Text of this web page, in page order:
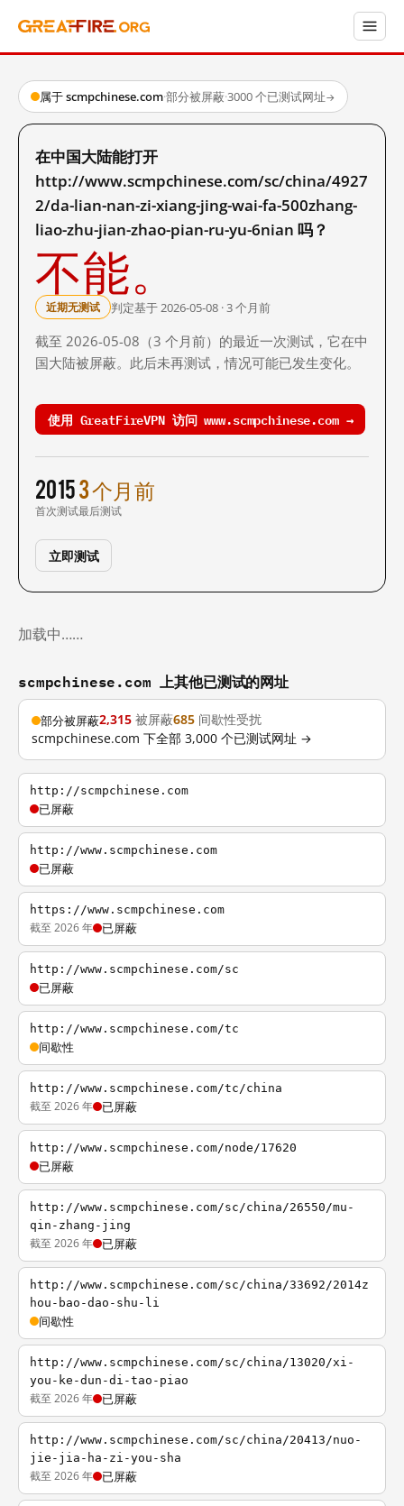
属于 scmpchinese.com·部分被屏蔽·3000 个已测试网址→
在中国大陆能打开
http://www.scmpchinese.com/sc/china/4927
2/da-lian-nan-zi-xiang-jing-wai-fa-500zhang-
liao-zhu-jian-zhao-pian-ru-yu-6nian 吗？
不能。
近期无测试 判定基于 2026-05-08 · 3 个月前
截至 2026-05-08（3 个月前）的最近一次测试，它在中
国大陆被屏蔽。此后未再测试，情况可能已发生变化。
使用 GreatFireVPN 访问 www.scmpchinese.com →
2015
首次测试
3 个月前
最后测试
立即测试
加载中……
scmpchinese.com 上其他已测试的网址
部分被屏蔽2,315 被屏蔽685 间歇性受扰
scmpchinese.com 下全部 3,000 个已测试网址 →
http://scmpchinese.com
已屏蔽
http://www.scmpchinese.com
已屏蔽
https://www.scmpchinese.com
截至 2026 年 已屏蔽
http://www.scmpchinese.com/sc
已屏蔽
http://www.scmpchinese.com/tc
间歇性
http://www.scmpchinese.com/tc/china
截至 2026 年 已屏蔽
http://www.scmpchinese.com/node/17620
已屏蔽
http://www.scmpchinese.com/sc/china/26550/mu-
qin-zhang-jing
截至 2026 年 已屏蔽
http://www.scmpchinese.com/sc/china/33692/2014z
hou-bao-dao-shu-li
间歇性
http://www.scmpchinese.com/sc/china/13020/xi-
you-ke-dun-di-tao-piao
截至 2026 年 已屏蔽
http://www.scmpchinese.com/sc/china/20413/nuo-
jie-jia-ha-zi-you-sha
截至 2026 年 已屏蔽